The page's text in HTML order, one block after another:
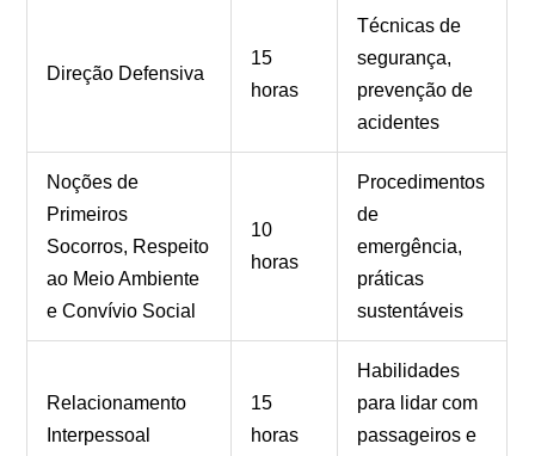
Direção Defensiva
15
horas
Técnicas de
segurança,
prevenção de
acidentes
Noções de
Primeiros
Socorros, Respeito
ao Meio Ambiente
e Convívio Social
10
horas
Procedimentos
de
emergência,
práticas
sustentáveis
Relacionamento
Interpessoal
15
horas
Habilidades
para lidar com
passageiros e